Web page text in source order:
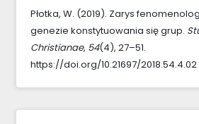
Płotka, W. (2019). Zarys
genezie konstytuowania się grup.
Christianae, 54(4), 27–51.
https://doi.org/10.21697/2018.54.4.02